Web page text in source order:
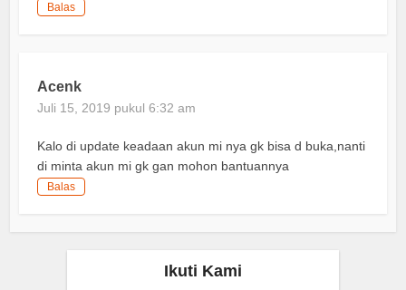
Balas
Acenk
Juli 15, 2019 pukul 6:32 am
Kalo di update keadaan akun mi nya gk bisa d buka,nanti
di minta akun mi gk gan mohon bantuannya
Balas
Ikuti Kami